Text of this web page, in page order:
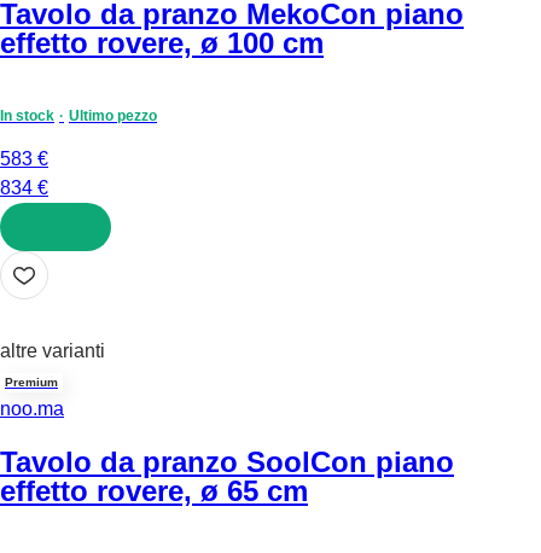
Tavolo da pranzo MekoCon piano
effetto rovere, ø 100 cm
In stock Ultimo pezzo
583 €
834 €
AGGIUNGI
altre varianti
Premium
noo.ma
Tavolo da pranzo SoolCon piano
effetto rovere, ø 65 cm